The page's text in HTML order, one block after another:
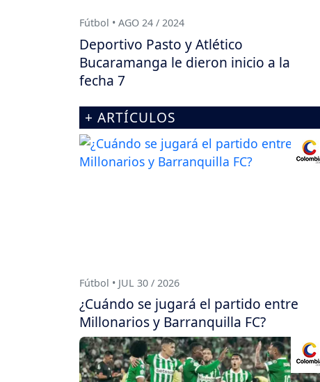
Fútbol • AGO 24 / 2024
Deportivo Pasto y Atlético
Bucaramanga le dieron inicio a la
fecha 7
+ ARTÍCULOS
Fútbol • JUL 30 / 2026
¿Cuándo se jugará el partido entre
Millonarios y Barranquilla FC?